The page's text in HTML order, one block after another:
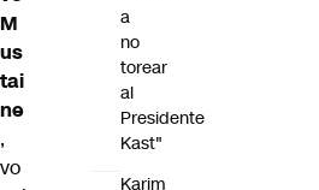
M
us
tai
ne
,
vo
a
no
torear
al
Presidente
Kast"
Karim